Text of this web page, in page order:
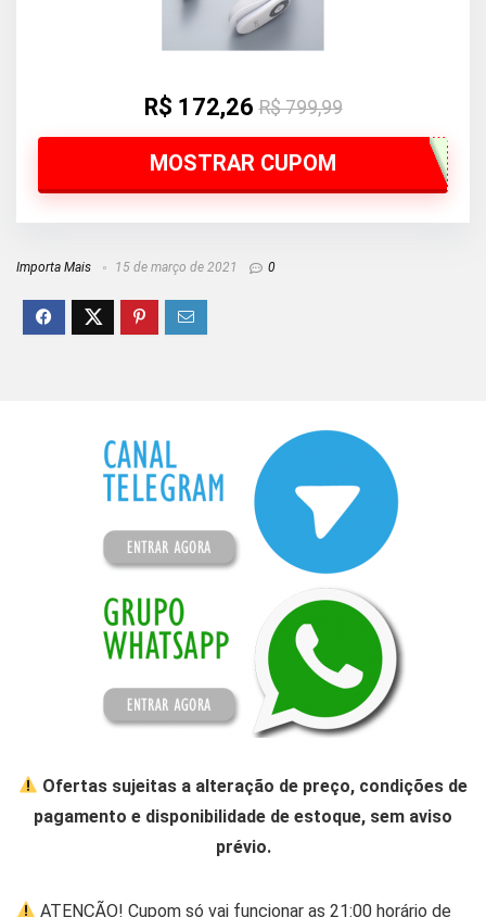
R$ 172,26 R$ 799,99
MOSTRAR CUPOM
Importa Mais 15 de março de 2021 0
Ofertas sujeitas a alteração de preço, condições de
pagamento e disponibilidade de estoque, sem aviso
prévio.
ATENÇÃO! Cupom só vai funcionar as 21:00 horário de